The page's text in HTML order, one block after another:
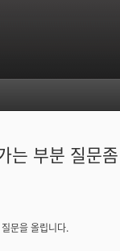
는 부분 질문
문을 올립니다.